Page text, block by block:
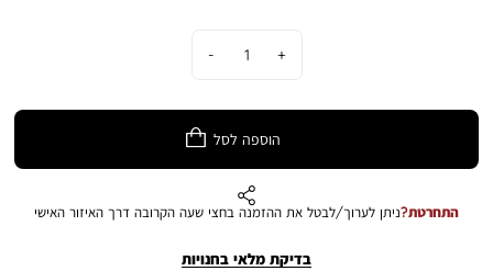
הוספה לסל
התחרטת?ניתן לערוך/לבטל את ההזמנה בחצי שעה הקרובה דרך האיזור האישי
בדיקת מלאי בחנויות